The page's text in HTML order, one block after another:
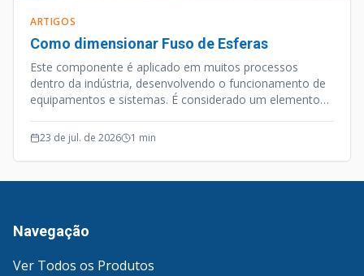
ARTIGOS
Como dimensionar Fuso de Esferas
Este componente é aplicado em muitos processos
dentro da indústria, desenvolvendo o funcionamento de
equipamentos e sistemas. É considerado um elemento
opera de forma silenciosa e efetiva.
23 de jul. de 2026 1 min
Navegação
Ver Todos os Produtos